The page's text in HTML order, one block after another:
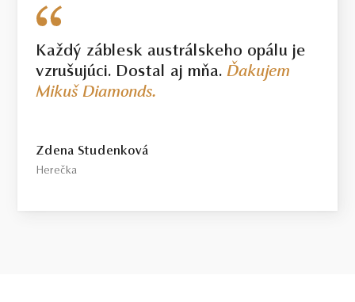
Každý záblesk austrálskeho opálu je
vzrušujúci. Dostal aj mňa.Ďakujem
Mikuš Diamonds.
Zdena Studenková
Herečka